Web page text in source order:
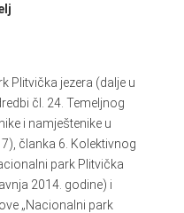
Plitvička jezera (dalje u
čl. 24. Temeljnog
i namještenike u
članka 6. Kolektivnog
park Plitvička
2014. godine) i
„Nacionalni park